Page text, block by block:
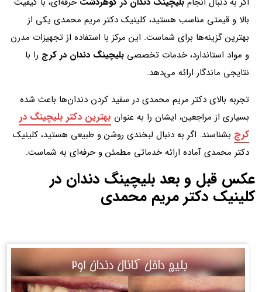
بالا و قیمتی مناسب هستید، کلینیک دکتر مریم محمدی یکی از
بهترین گزینه‌ها برای شماست. این مرکز با استفاده از تجهیزات مدرن
و مواد استاندارد، خدمات تخصصی بلیچینگ دندان در کرج را با
نتایجی ماندگار ارائه می‌دهد.
تجربه بالای دکتر مریم محمدی در سفید کردن دندان‌ها باعث شده
بسیاری از مراجعین، ایشان را به عنوان بهترین دکتر بلیچینگ در
کرج بشناسند. اگر به دنبال لبخندی روشن و طبیعی هستید، کلینیک
دکتر محمدی آماده ارائه خدماتی مطمئن و حرفه‌ای به شماست.
عکس قبل و بعد بلیچینگ دندان در
کلینیک دکتر مریم محمدی